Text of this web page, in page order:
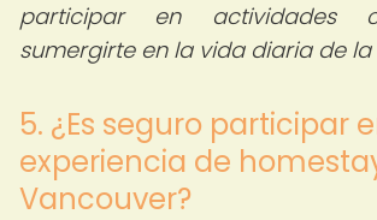
participar en actividades
sumergirte en la vida diaria de
5. ¿Es seguro participar
experiencia de
Vancouver?